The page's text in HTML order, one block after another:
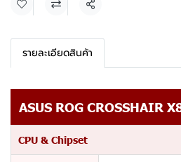
แชร์
รายละเอียดสินค้า
ASUS ROG CROSSHAIR
CPU & Chipset